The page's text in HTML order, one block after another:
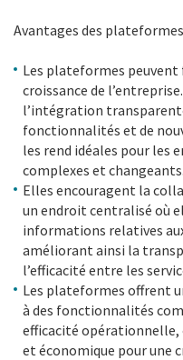
Avantages des
Les plateformes peuvent
croissance de
l’intégration
fonctionnalités et de
les rend idéales pour les
complexes et changeants.
Elles encouragent la
un endroit centralisé où
informations relatives
améliorant ainsi la
l’efficacité entre les
Les plateformes offrent
à des fonctionnalités
efficacité opérationnelle,
et économique pour une